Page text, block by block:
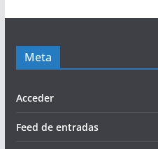
Meta
Acceder
Feed de entradas